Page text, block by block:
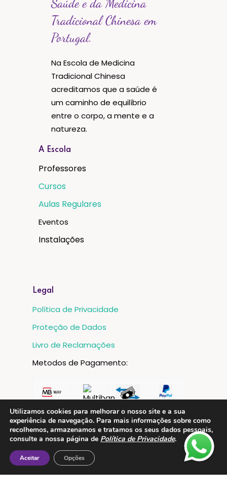
Saúde e da Medicina
Tradicional Chinesa em
Portugal.
Na Escola de Medicina
Tradicional Chinesa
acreditamos que a saúde é
um caminho de equilíbrio
entre o corpo, a mente e a
natureza.
A Escola
Professores
Cursos
Aulas Regulares
Eventos
Instalações
Legal
Política de Privacidade
Proteção de Dados
Livro de Reclamações
Metodos de Pagamento:
Utilizamos cookies para melhorar o nosso site e a sua
experiência de navegação. Para mais informações sobre como
recolhemos, armazenamos e tratamos os seus dados pessoais,
consulte a nossa página de Política de Privacidade.
Aceitar Opções